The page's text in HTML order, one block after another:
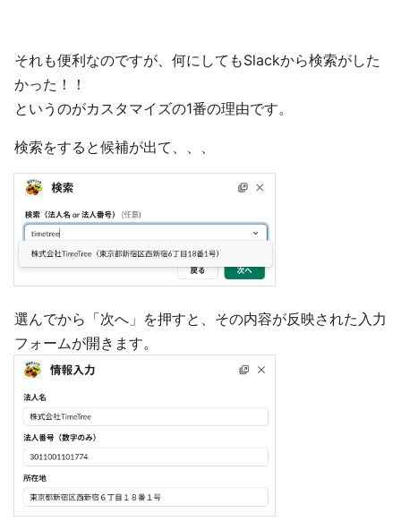
それも便利なのですが、何にしてもSlackから検索がした
かった！！
というのがカスタマイズの1番の理由です。
検索をすると候補が出て、、、
選んでから「次へ」を押すと、その内容が反映された入力
フォームが開きます。